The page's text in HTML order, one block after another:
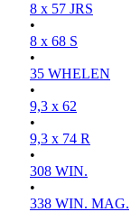
8 x 57 JRS
•
8 x 68 S
•
35 WHELEN
•
9,3 x 62
•
9,3 x 74 R
•
308 WIN.
•
338 WIN. MAG.